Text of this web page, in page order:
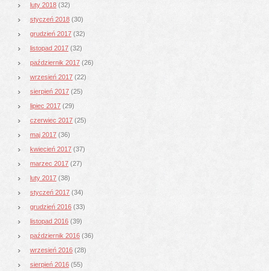
luty 2018 (32)
styczeń 2018 (30)
grudzień 2017 (32)
listopad 2017 (32)
październik 2017 (26)
wrzesień 2017 (22)
sierpień 2017 (25)
lipiec 2017 (29)
czerwiec 2017 (25)
maj 2017 (36)
kwiecień 2017 (37)
marzec 2017 (27)
luty 2017 (38)
styczeń 2017 (34)
grudzień 2016 (33)
listopad 2016 (39)
październik 2016 (36)
wrzesień 2016 (28)
sierpień 2016 (55)